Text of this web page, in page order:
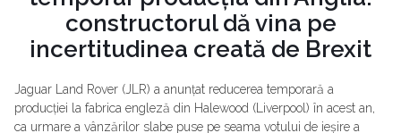
constructorul dă vina pe
incertitudinea creată de Brexit
Jaguar Land Rover (JLR) a anunțat reducerea temporară a
producției la fabrica engleză din Halewood (Liverpool) în acest an,
ca urmare a vânzărilor slabe puse pe seama votului de ieșire a